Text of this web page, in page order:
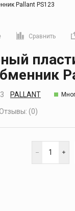
Pallant PS123
Сравнить
прямую ссылку
PALLANT
(0)